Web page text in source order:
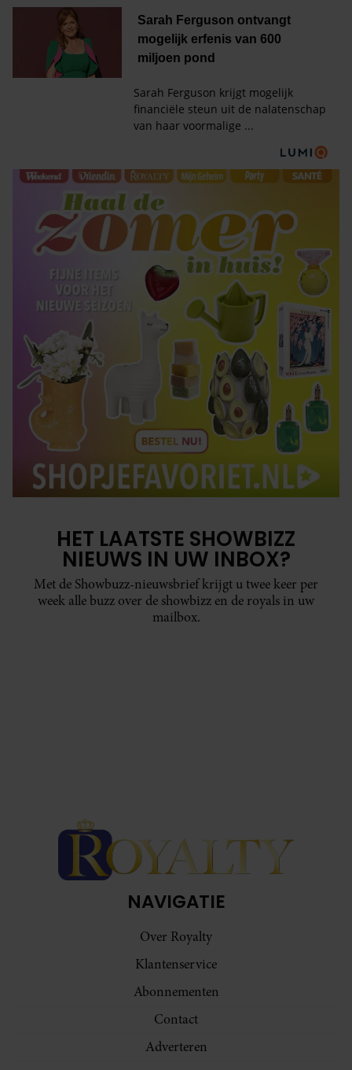
HET LAATSTE SHOWBIZZ
NIEUWS IN UW INBOX?
Met de Showbuzz-nieuwsbrief krijgt u twee keer per
week alle buzz over de showbizz en de royals in uw
mailbox.
NAVIGATIE
Over Royalty
Klantenservice
Abonnementen
Contact
Adverteren